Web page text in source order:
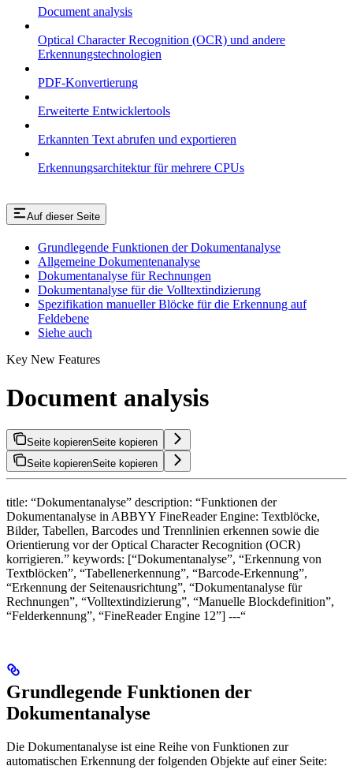
Document analysis
Optical Character Recognition (OCR) und andere
Erkennungstechnologien
PDF-Konvertierung
Erweiterte Entwicklertools
Erkannten Text abrufen und exportieren
Erkennungsarchitektur für mehrere CPUs
Auf dieser Seite
Grundlegende Funktionen der Dokumentanalyse
Allgemeine Dokumentenanalyse
Dokumentanalyse für Rechnungen
Dokumentanalyse für die Volltextindizierung
Spezifikation manueller Blöcke für die Erkennung auf
Feldebene
Siehe auch
Key New Features
Document analysis
Seite kopierenSeite kopieren
Seite kopierenSeite kopieren
title: “Dokumentanalyse” description: “Funktionen der
Dokumentanalyse in ABBYY FineReader Engine: Textblöcke,
Bilder, Tabellen, Barcodes und Trennlinien erkennen sowie die
Orientierung vor der Optical Character Recognition (OCR)
korrigieren.” keywords: [“Dokumentanalyse”, “Erkennung von
Textblöcken”, “Tabellenerkennung”, “Barcode-Erkennung”,
“Erkennung der Seitenausrichtung”, “Dokumentanalyse für
Rechnungen”, “Volltextindizierung”, “Manuelle Blockdefinition”,
“Felderkennung”, “FineReader Engine 12”] ---“
Grundlegende Funktionen der
Dokumentanalyse
Die Dokumentanalyse ist eine Reihe von Funktionen zur
automatischen Erkennung der folgenden Objekte auf einer Seite: